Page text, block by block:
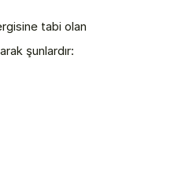
tabi olan
şunlardır: